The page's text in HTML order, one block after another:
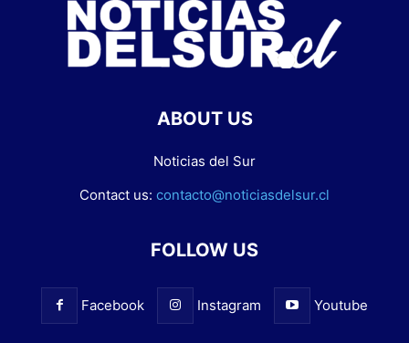
ABOUT US
Noticias del Sur
Contact us: contacto@noticiasdelsur.cl
FOLLOW US
Facebook Instagram Youtube